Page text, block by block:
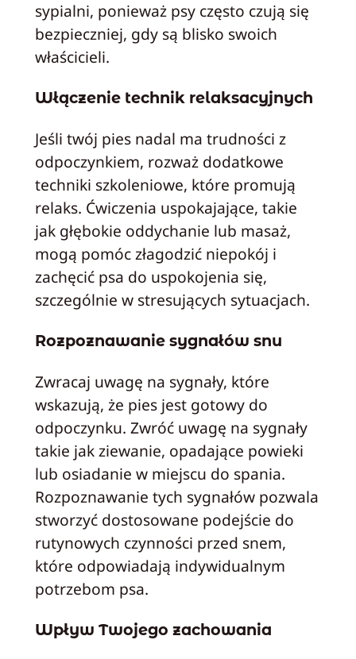
sypialni, ponieważ psy często czują się
bezpieczniej, gdy są blisko swoich
właścicieli.
Włączenie technik relaksacyjnych
Jeśli twój pies nadal ma trudności z
odpoczynkiem, rozważ dodatkowe
techniki szkoleniowe, które promują
relaks. Ćwiczenia uspokajające, takie
jak głębokie oddychanie lub masaż,
mogą pomóc złagodzić niepokój i
zachęcić psa do uspokojenia się,
szczególnie w stresujących sytuacjach.
Rozpoznawanie sygnałów snu
Zwracaj uwagę na sygnały, które
wskazują, że pies jest gotowy do
odpoczynku. Zwróć uwagę na sygnały
takie jak ziewanie, opadające powieki
lub osiadanie w miejscu do spania.
Rozpoznawanie tych sygnałów pozwala
stworzyć dostosowane podejście do
rutynowych czynności przed snem,
które odpowiadają indywidualnym
potrzebom psa.
Wpływ Twojego zachowania